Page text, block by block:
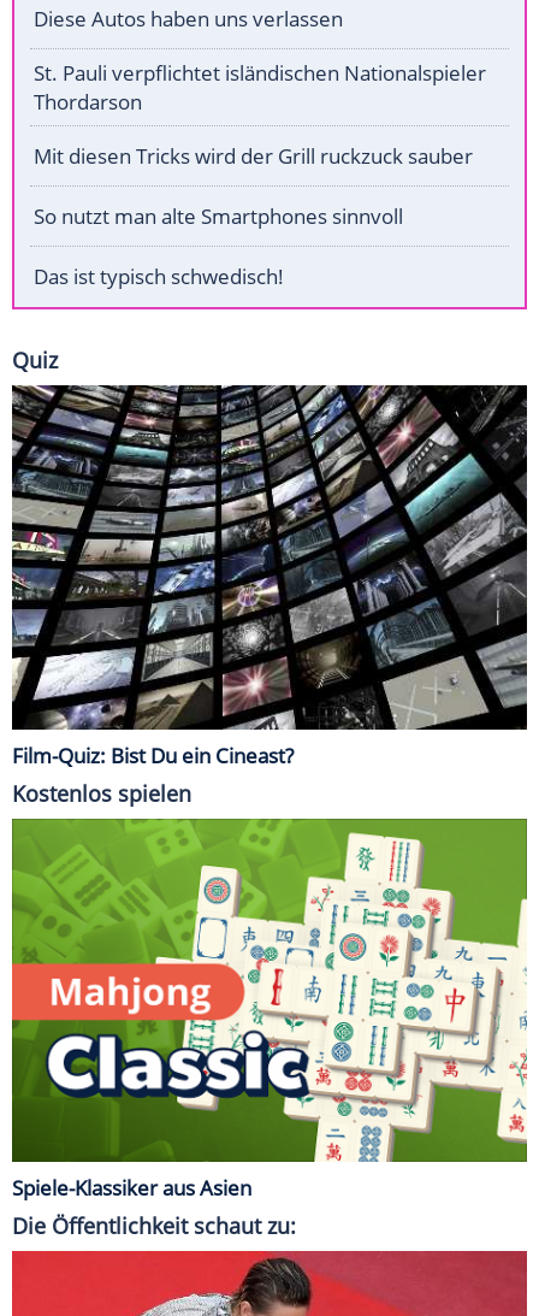
Diese Autos haben uns verlassen
St. Pauli verpflichtet isländischen Nationalspieler
Thordarson
Mit diesen Tricks wird der Grill ruckzuck sauber
So nutzt man alte Smartphones sinnvoll
Das ist typisch schwedisch!
Quiz
Film-Quiz: Bist Du ein Cineast?
Kostenlos spielen
Spiele-Klassiker aus Asien
Die Öffentlichkeit schaut zu: